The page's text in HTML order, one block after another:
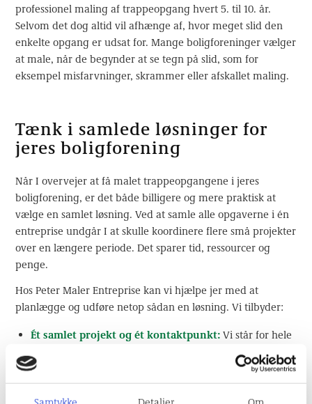
professionel maling af trappeopgang hvert 5. til 10. år.
Selvom det dog altid vil afhænge af, hvor meget slid den
enkelte opgang er udsat for. Mange boligforeninger vælger
at male, når de begynder at se tegn på slid, som for
eksempel misfarvninger, skrammer eller afskallet maling.
Tænk i samlede løsninger for
jeres boligforening
Når I overvejer at få malet trappeopgangene i jeres
boligforening, er det både billigere og mere praktisk at
vælge en samlet løsning. Ved at samle alle opgaverne i én
entreprise undgår I at skulle koordinere flere små projekter
over en længere periode. Det sparer tid, ressourcer og
penge.
Hos Peter Maler Entreprise kan vi hjælpe jer med at
planlægge og udføre netop sådan en løsning. Vi tilbyder:
Ét samlet projekt og ét kontaktpunkt: Vi står for hele
opgaven fra start til slut, så I altid ved, hvem der er
ansvarlig.